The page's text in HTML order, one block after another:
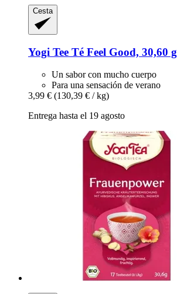
Cesta
Yogi Tee Té Feel Good, 30,60 g
Un sabor con mucho cuerpo
Para una sensación de verano
3,99 € (130,39 € / kg)
Entrega hasta el 19 agosto